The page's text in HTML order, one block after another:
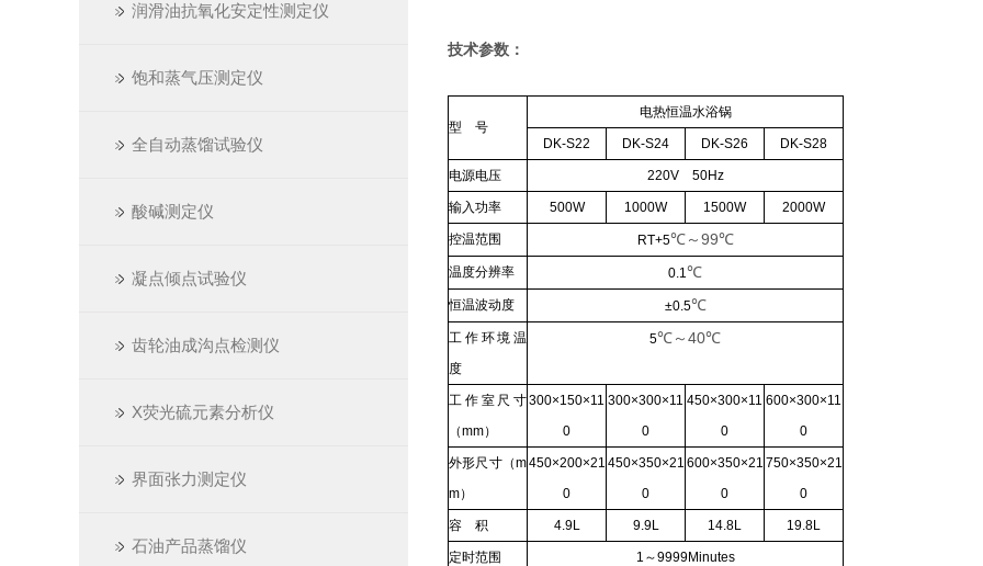
润滑油抗氧化安定性测定仪
饱和蒸气压测定仪
全自动蒸馏试验仪
酸碱测定仪
凝点倾点试验仪
齿轮油成沟点检测仪
X荧光硫元素分析仪
界面张力测定仪
石油产品蒸馏仪
技术参数：
型 号
电热恒温水浴锅
DK-S22 DK-S24 DK-S26 DK-S28
电源电压 220V 50Hz
输入功率 500W 1000W 1500W 2000W
控温范围 RT+5℃～99℃
温度分辨率 0.1℃
恒温波动度 ±0.5℃
工作环境温
度
5℃～40℃
工作室尺寸
（mm）
300×150×11
0
300×300×11
0
450×300×11
0
600×300×11
0
外形尺寸（m
m）
450×200×21
0
450×350×21
0
600×350×21
0
750×350×21
0
容 积 4.9L 9.9L 14.8L 19.8L
定时范围 1～9999Minutes